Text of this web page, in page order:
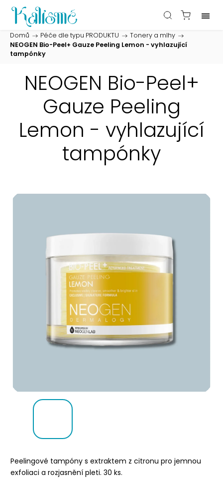
Domů / Péče dle typu PRODUKTU / Tonery a mlhy /
NEOGEN Bio-Peel+ Gauze Peeling Lemon - vyhlazující
tampónky
NEOGEN Bio-Peel+
Gauze Peeling
Lemon - vyhlazující
tampónky
Peelingové tampóny s extraktem z citronu pro jemnou
exfoliaci a rozjasnění pleti. 30 ks.